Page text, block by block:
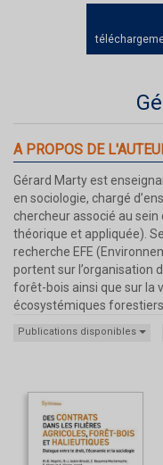
A PROPOS DE
Gérard Marty est
en sociologie, chargé
chercheur associé au sein
théorique et appliquée).
recherche EFE
portent sur l’organisation
forêt-bois ainsi que sur la
écosystémiques forestiers.
Publications disponibles